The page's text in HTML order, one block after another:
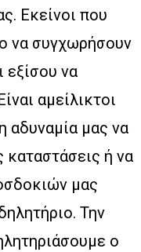
Εκείνοι που
να συγχωρήσουν
εξίσου να
αμείλικτοι
αδυναμία μας να
ή να
μας
Την
ο